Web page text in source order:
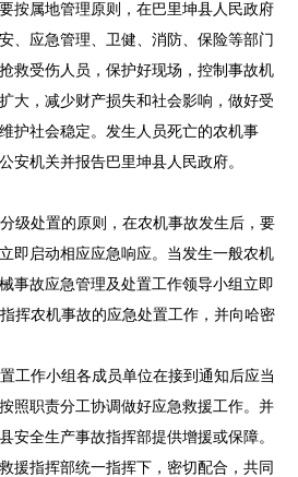
按属地管理原则，在巴里坤县人民政府
、应急管理、 卫健、消防、保险等部门
救受伤人员，保护好现场，控制事故机
大，减少财产损失和社会影响，做好受
护社会稳定。发生人员死亡的农机事
公安机关并报告巴里坤县人民政府。
级处置的原则，在农机事故发生后，要
即启动相应应急响应。当发生一般农机
事故应急管理及处置工作领导小组立即
挥农机事故的应急处置工作，并向哈密
工作小组各成员单位在接到通知后应当
照职责分工协调做好应急救援工作。并
县安全生产事故指挥部提供增援或保障。
援指挥部统一指挥下，密切配合，共同